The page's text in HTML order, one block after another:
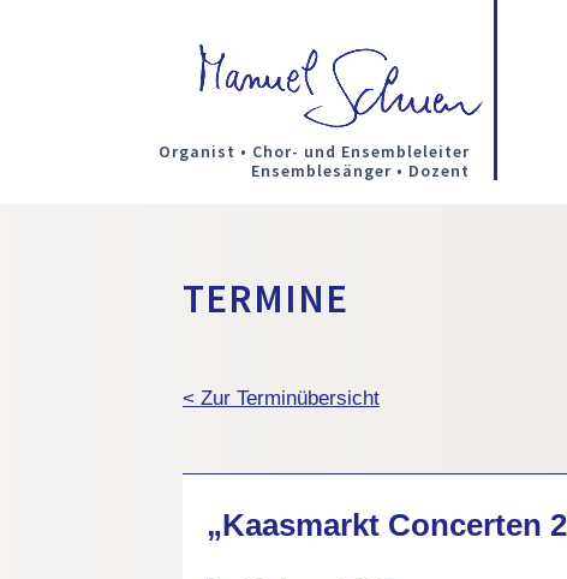
Organist • Chor- und Ensembleleiter
Ensemblesänger • Dozent
TERMINE
< Zur Terminübersicht
„Kaasmarkt Concerten